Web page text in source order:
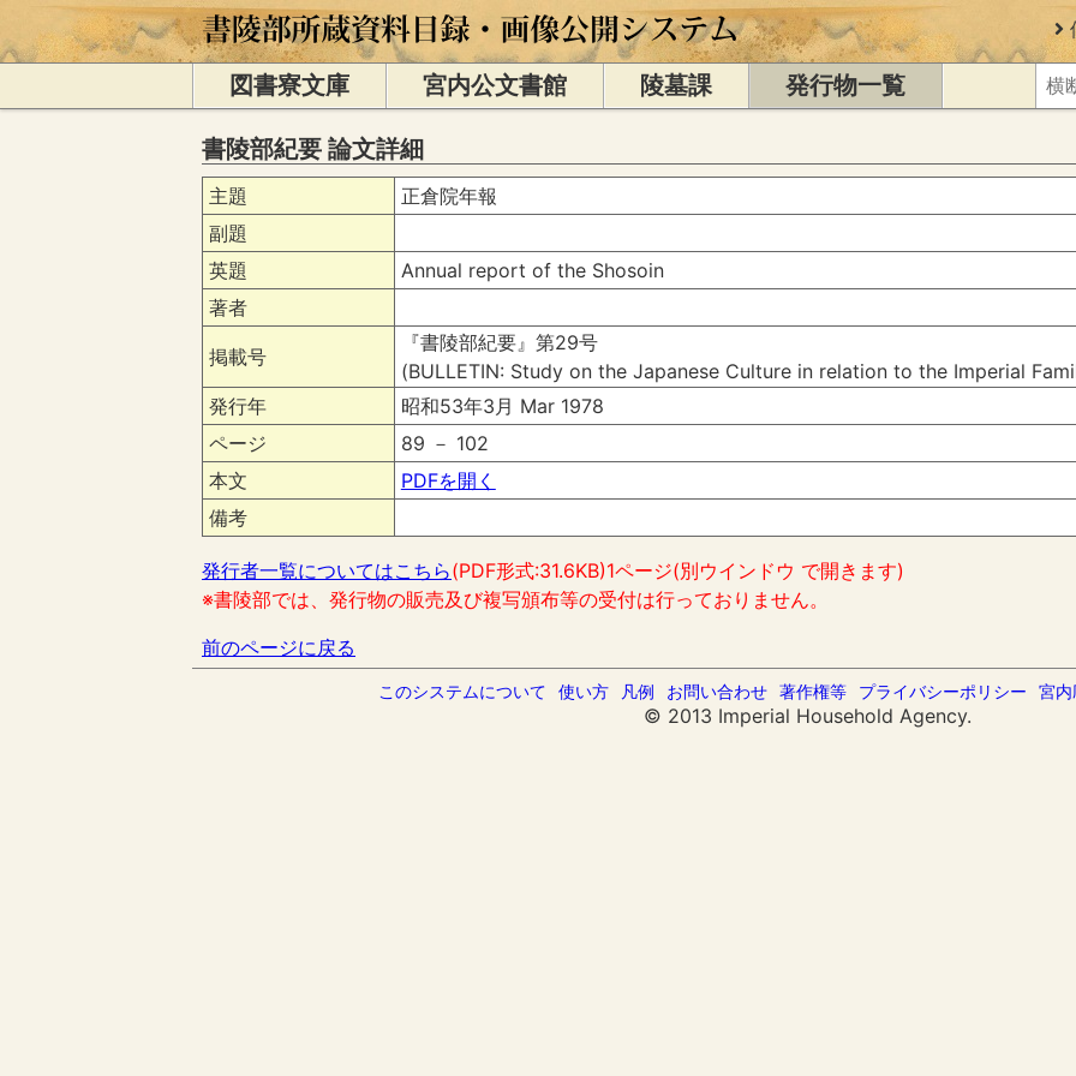
図書寮文庫 宮内公文書館 陵墓課 発行物一覧
書陵部紀要 論文詳細
主題
正倉院年報
副題
英題
Annual report of the Shosoin
著者
掲載号
『書陵部紀要』第29号
(BULLETIN: Study on the Japanese Culture in relation to the Imperial
発行年
昭和53年3月 Mar 1978
ページ
89 － 102
本文
PDFを開く
備考
発行者一覧についてはこちら(PDF形式:31.6KB)1ページ(別ウインドウ で開きます)
※書陵部では、発行物の販売及び複写頒布等の受付は行っておりません。
前のページに戻る
このシステムについて 使い方 凡例 お問い合わせ 著作権等 プライバシーポリシー 宮内
© 2013 Imperial Household Agency.